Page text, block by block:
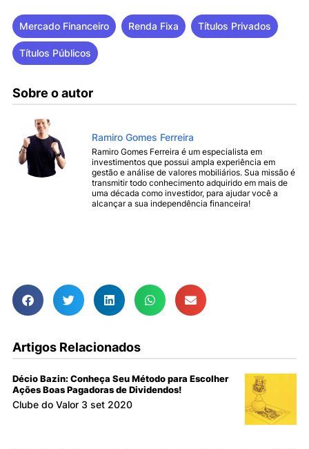
Mercado Financeiro Renda Fixa Títulos Privados
Títulos Públicos
Sobre o autor
Ramiro Gomes Ferreira
Ramiro Gomes Ferreira é um especialista em
investimentos que possui ampla experiência em
gestão e análise de valores mobiliários. Sua missão é
transmitir todo conhecimento adquirido em mais de
uma década como investidor, para ajudar você a
alcançar a sua independência financeira!
Artigos Relacionados
Décio Bazin: Conheça Seu Método para Escolher
Ações Boas Pagadoras de Dividendos!
Clube do Valor 3 set 2020